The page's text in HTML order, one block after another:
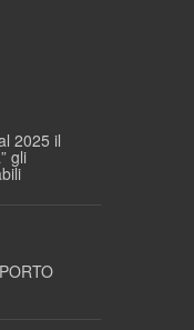
2025 il
gli